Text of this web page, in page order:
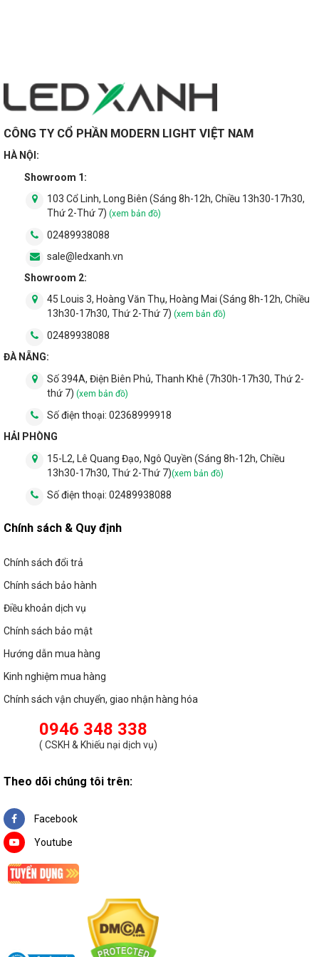
Thơi gian bảo hành các sản phẩm đèn LED âm trần
là bao lâu?
Lựa chọn đèn LED âm trần dựa theo tiêu chí nào?
Đèn âm trần có nóng không?
Đèn LED âm trần có tuổi thọ bao nhiều?
trần có tiết kiệm điện không?
Sử dụng đèn LED âm trần có an toàn không?
Nên dùng đèn âm trần bao nhiêu w?
Cách tính số lượng đèn led âm trần?
BẢNG GIÁ ĐÈN LED ÂM TRẦN
Bảng giá đèn LED downlight âm trầntháng
Bảng giá đèn led âm trần Philipstháng
Bảng giá bóng đèn led Philips
Bảng giáđèn LED âm trần đổi màu
Bảng giá Đèn mắt ếch
Bảng giá Đèn mắt trâu
Công suất đèn LED âm trần phổ biến:
CÔNG TY CỔ PHẦN MODERN LIGHT VIỆT NAM
HÀ NỘI:
Showroom 1:
103 Cổ Linh, Long Biên (Sáng 8h-12h, Chiều 13h30-17h30,
Thứ 2-Thứ 7) (xem bản đồ)
02489938088
sale@ledxanh.vn
Showroom 2:
45 Louis 3, Hoàng Văn Thụ, Hoàng Mai (Sáng 8h-12h, Chiều
13h30-17h30, Thứ 2-Thứ 7) (xem bản đồ)
02489938088
ĐÀ NẴNG:
Số 394A, Điện Biên Phủ, Thanh Khê (7h30h-17h30, Thứ 2-
thứ 7) (xem bản đồ)
Số điện thoại: 02368999918
HẢI PHÒNG
15-L2, Lê Quang Đạo, Ngô Quyền (Sáng 8h-12h, Chiều
13h30-17h30, Thứ 2-Thứ 7)(xem bản đồ)
Số điện thoại: 02489938088
Chính sách & Quy định
Chính sách đổi trả
Chính sách bảo hành
Điều khoản dịch vụ
Chính sách bảo mật
Hướng dẫn mua hàng
Kinh nghiệm mua hàng
Chính sách vận chuyển, giao nhận hàng hóa
0946 348 338
( CSKH & Khiếu nại dịch vụ)
Theo dõi chúng tôi trên:
Facebook
Youtube